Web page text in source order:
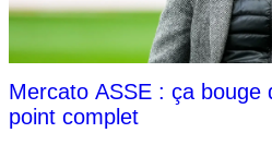
Mercato ASSE : ça bouge
point complet